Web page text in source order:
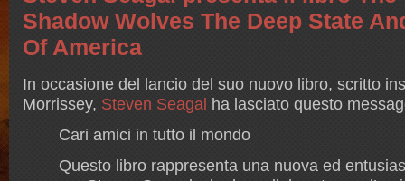
Shadow Wolves The Deep State
Of America
In occasione del lancio del suo nuovo libro, scritto
Morrissey, Steven Seagal ha lasciato questo
Cari amici in tutto il mondo
Questo libro rappresenta una nuova ed